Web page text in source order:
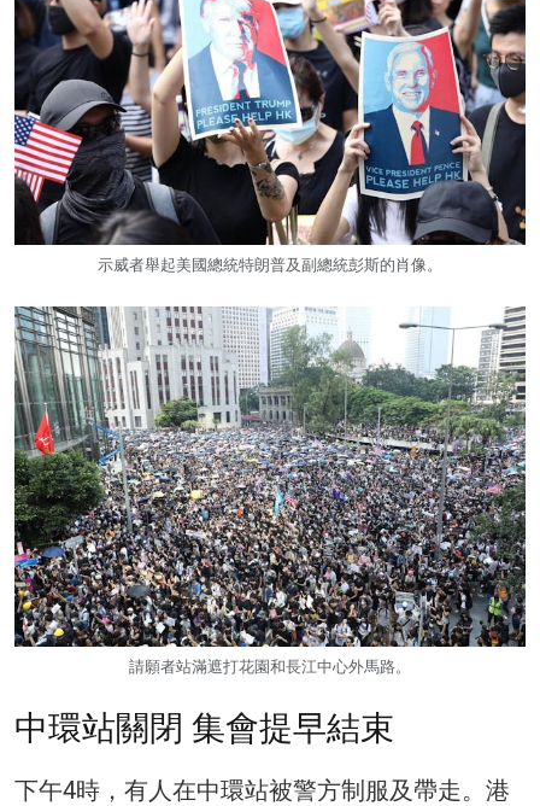
示威者舉起美國總統特朗普及副總統彭斯的肖像。
請願者站滿遮打花園和長江中心外馬路。
中環站關閉 集會提早結束
下午4時，有人在中環站被警方制服及帶走。港